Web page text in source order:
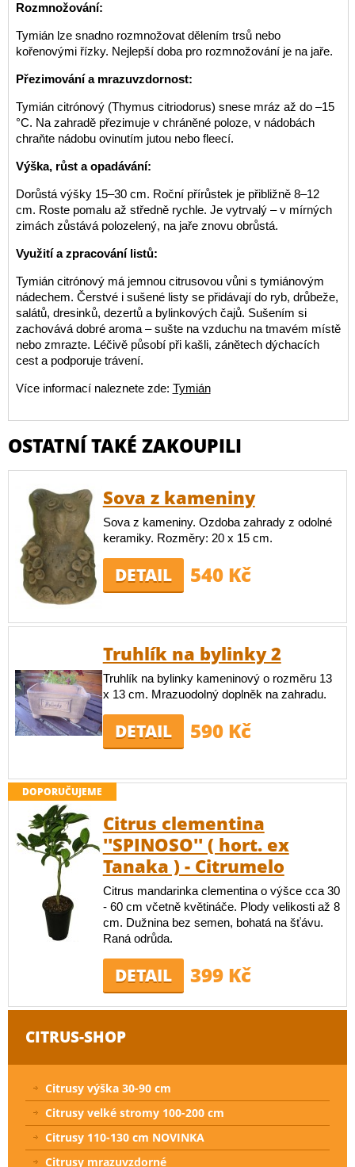
Rozmnožování:
Tymián lze snadno rozmnožovat dělením trsů nebo
kořenovými řízky. Nejlepší doba pro rozmnožování je na jaře.
Přezimování a mrazuvzdornost:
Tymián citrónový (Thymus citriodorus) snese mráz až do –15
°C. Na zahradě přezimuje v chráněné poloze, v nádobách
chraňte nádobu ovinutím jutou nebo fleecí.
Výška, růst a opadávání:
Dorůstá výšky 15–30 cm. Roční přírůstek je přibližně 8–12
cm. Roste pomalu až středně rychle. Je vytrvalý – v mírných
zimách zůstává polozelený, na jaře znovu obrůstá.
Využití a zpracování listů:
Tymián citrónový má jemnou citrusovou vůni s tymiánovým
nádechem. Čerstvé i sušené listy se přidávají do ryb, drůbeže,
salátů, dresinků, dezertů a bylinkových čajů. Sušením si
zachovává dobré aroma – sušte na vzduchu na tmavém místě
nebo zmrazte. Léčivě působí při kašli, zánětech dýchacích
cest a podporuje trávení.
Více informací naleznete zde: Tymián
OSTATNÍ TAKÉ ZAKOUPILI
Sova z kameniny
Sova z kameniny. Ozdoba zahrady z odolné
keramiky. Rozměry: 20 x 15 cm.
DETAIL 540 Kč
Truhlík na bylinky 2
Truhlík na bylinky kameninový o rozměru 13
x 13 cm. Mrazuodolný doplněk na zahradu.
DETAIL 590 Kč
DOPORUČUJEME
Citrus clementina
''SPINOSO'' ( hort. ex
Tanaka ) - Citrumelo
Citrus mandarinka clementina o výšce cca 30
- 60 cm včetně květináče. Plody velikosti až 8
cm. Dužnina bez semen, bohatá na šťávu.
Raná odrůda.
DETAIL 399 Kč
CITRUS-SHOP
Citrusy výška 30-90 cm
Citrusy velké stromy 100-200 cm
Citrusy 110-130 cm NOVINKA
Citrusy mrazuvzdorné